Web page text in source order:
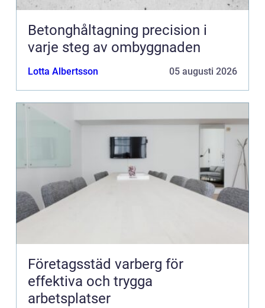
Betonghåltagning precision i
varje steg av ombyggnaden
Lotta Albertsson 05 augusti 2026
Företagsstäd varberg för
effektiva och trygga
arbetsplatser